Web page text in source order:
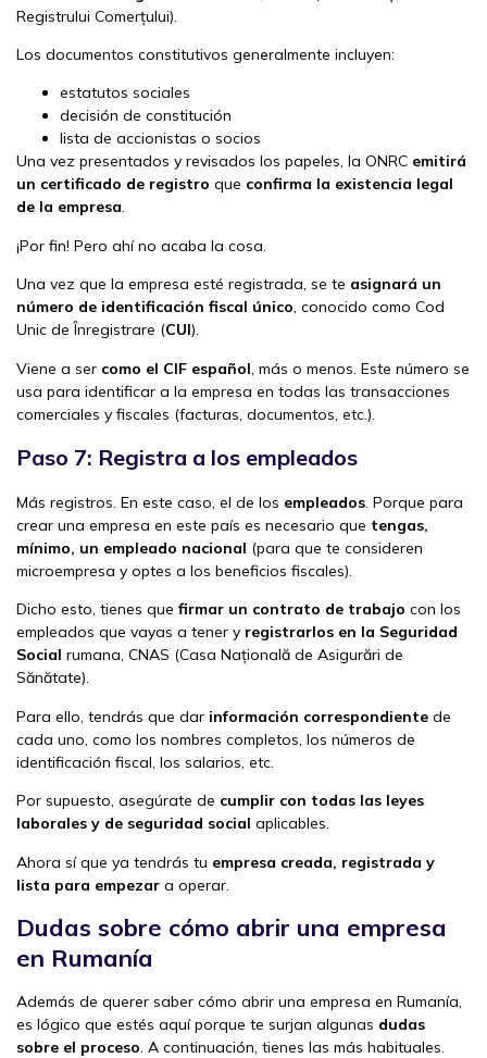
Registrului Comerțului).
Los documentos constitutivos generalmente incluyen:
estatutos sociales
decisión de constitución
lista de accionistas o socios
Una vez presentados y revisados los papeles, la ONRC emitirá
un certificado de registro que confirma la existencia legal
de la empresa.
¡Por fin! Pero ahí no acaba la cosa.
Una vez que la empresa esté registrada, se te asignará un
número de identificación fiscal único, conocido como Cod
Unic de Înregistrare (CUI).
Viene a ser como el CIF español , más o menos. Este número se
usa para identificar a la empresa en todas las transacciones
comerciales y fiscales (facturas, documentos, etc.).
Paso 7: Registra a los empleados
Más registros. En este caso, el de los empleados. Porque para
crear una empresa en este país es necesario que tengas,
mínimo, un empleado nacional (para que te consideren
microempresa y optes a los beneficios fiscales).
Dicho esto, tienes que firmar un contrato de trabajo con los
empleados que vayas a tener y registrarlos en la Seguridad
Social rumana, CNAS (Casa Națională de Asigurări de
Sănătate).
Para ello, tendrás que dar información correspondiente de
cada uno, como los nombres completos, los números de
identificación fiscal, los salarios, etc.
Por supuesto, asegúrate de cumplir con todas las leyes
laborales y de seguridad social aplicables.
Ahora sí que ya tendrás tu empresa creada, registrada y
lista para empezar a operar.
Dudas sobre cómo abrir una empresa
en Rumanía
Además de querer saber cómo abrir una empresa en Rumanía,
es lógico que estés aquí porque te surjan algunas dudas
sobre el proceso. A continuación, tienes las más habituales.